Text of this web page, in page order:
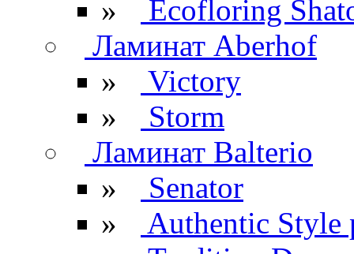
»
Ecofloring
Ламинат Aberhof
»
Victory
»
Storm
Ламинат Balterio
»
Senator
»
Authentic Style